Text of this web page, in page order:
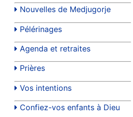
Nouvelles de Medjugorje
Pélérinages
Agenda et retraites
Prières
Vos intentions
Confiez-vos enfants à Dieu